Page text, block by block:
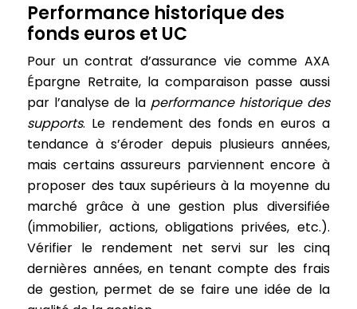
Performance historique des
fonds euros et UC
Pour un contrat d’assurance vie comme AXA
Épargne Retraite, la comparaison passe aussi
par l’analyse de la performance historique des
supports. Le rendement des fonds en euros a
tendance à s’éroder depuis plusieurs années,
mais certains assureurs parviennent encore à
proposer des taux supérieurs à la moyenne du
marché grâce à une gestion plus diversifiée
(immobilier, actions, obligations privées, etc.).
Vérifier le rendement net servi sur les cinq
dernières années, en tenant compte des frais
de gestion, permet de se faire une idée de la